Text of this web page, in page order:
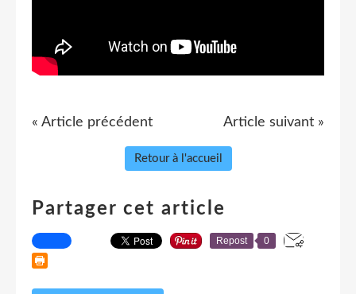
« Article précédent Article suivant »
Retour à l'accueil
Partager cet article
Repost 0